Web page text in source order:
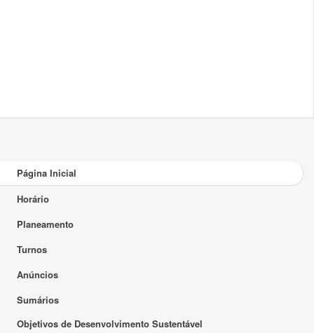
Página Inicial
Horário
Planeamento
Turnos
Anúncios
Sumários
Objetivos de Desenvolvimento Sustentável